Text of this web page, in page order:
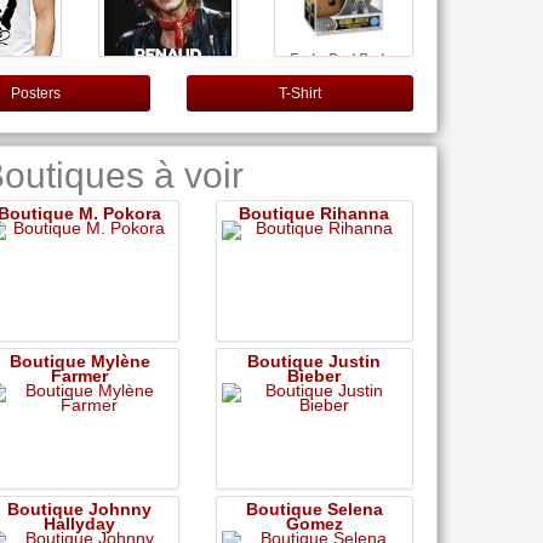
(S)
chansons
Funko Pop! Rocks:
Rock with You -
Pailleté - Figurine en
Vinyle à Collectionner
- Idée de Cadeau -
Produits Officiels -
Posters T-Shirt
à voir
Boutique M. Pokora Boutique Rihanna
Boutique Mylène
Farmer
Boutique Justin
Bieber
Boutique Johnny
Hallyday
Boutique Selena
Gomez